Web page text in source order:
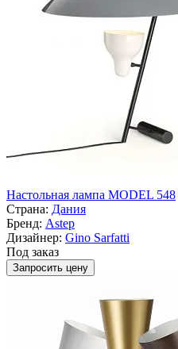
Настольная лампа MODEL 548
Страна: Дания
Бренд: Astep
Дизайнер: Gino Sarfatti
Под заказ
Запросить цену